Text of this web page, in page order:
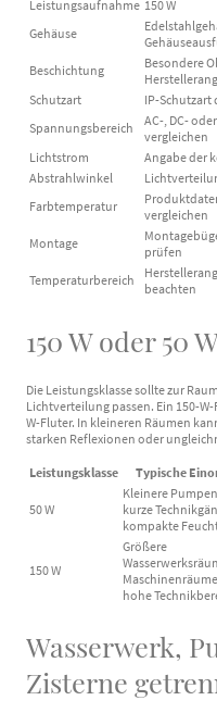
Leistungsaufnahme 150 W
Gehäuse
Beschichtung
Besondere
Schutzart
IP-
Spannungsbereich
AC-, DC-
vergleichen
Lichtstrom
Angabe der
Abstrahlwinkel
Farbtemperatur
vergleichen
Montage
prüfen
Temperaturbereich
beachten
150 W oder 50
Die Leistungsklasse sollte zur
Lichtverteilung passen. Ein 150-
W-Fluter. In kleineren Räumen
starken Reflexionen oder
Leistungsklasse Typische
50 W
Kleinere
kurze
kompakte
150 W
Größere
hohe
Wasserwerk,
Zisterne